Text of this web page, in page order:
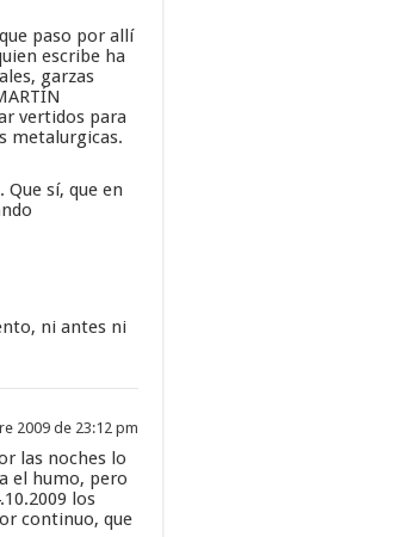
paso por allí
escribe ha
garzas
vertidos para
metalurgicas.
sí, que en
ni antes ni
2009 de 23:12 pm
las noches lo
el humo, pero
los
continuo, que